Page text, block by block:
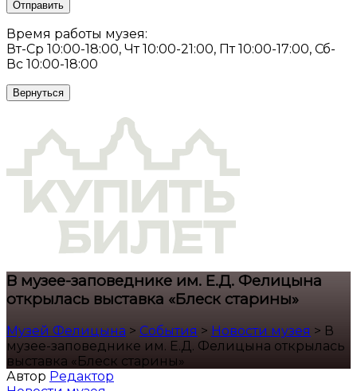
Отправить
Время работы музея:
Вт-Ср 10:00-18:00, Чт 10:00-21:00, Пт 10:00-17:00, Сб-
Вс 10:00-18:00
Вернуться
В музее-заповеднике им. Е.Д. Фелицына
открылась выставка «Блеск старины»
Музей Фелицына > События > Новости музея > В
музее-заповеднике им. Е.Д. Фелицына открылась
выставка «Блеск старины»
Автор Редактор